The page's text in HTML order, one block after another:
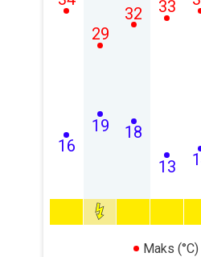
16
19
29
18
32
13
33
Maks (°C)